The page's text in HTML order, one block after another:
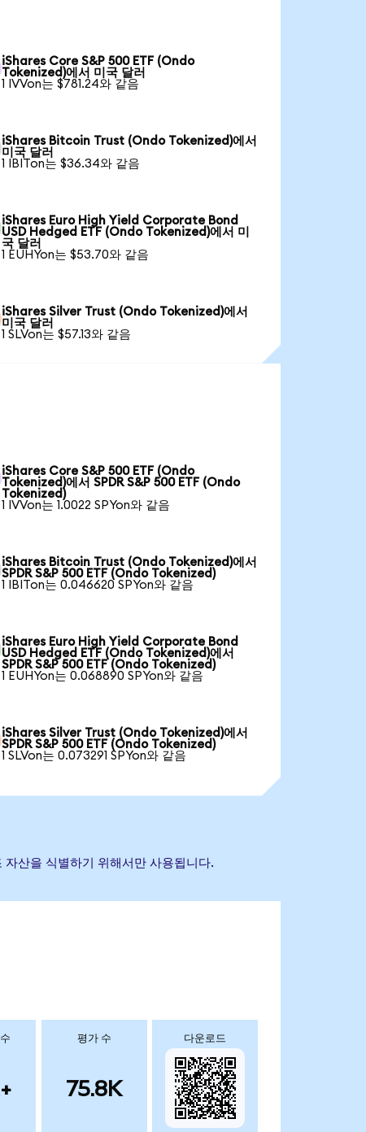
iShares Core S&P 500 ETF (Ondo
Tokenized)에서 미국 달러
1 IVVon는 $781.24와 같음
iShares Bitcoin Trust (Ondo Tokenized)에서
미국 달러
1 IBITon는 $36.34와 같음
iShares Euro High Yield Corporate Bond
USD Hedged ETF (Ondo Tokenized)에서 미
국 달러
1 EUHYon는 $53.70와 같음
iShares Silver Trust (Ondo Tokenized)에서
미국 달러
1 SLVon는 $57.13와 같음
iShares Core S&P 500 ETF (Ondo
Tokenized)에서 SPDR S&P 500 ETF (Ondo
Tokenized)
1 IVVon는 1.0022 SPYon와 같음
iShares Bitcoin Trust (Ondo Tokenized)에서
SPDR S&P 500 ETF (Ondo Tokenized)
1 IBITon는 0.046620 SPYon와 같음
iShares Euro High Yield Corporate Bond
USD Hedged ETF (Ondo Tokenized)에서
SPDR S&P 500 ETF (Ondo Tokenized)
1 EUHYon는 0.068890 SPYon와 같음
iShares Silver Trust (Ondo Tokenized)에서
SPDR S&P 500 ETF (Ondo Tokenized)
1 SLVon는 0.073291 SPYon와 같음
자산을 식별하기 위해서만 사용됩니다.
평가 수
75.8K
다운로드